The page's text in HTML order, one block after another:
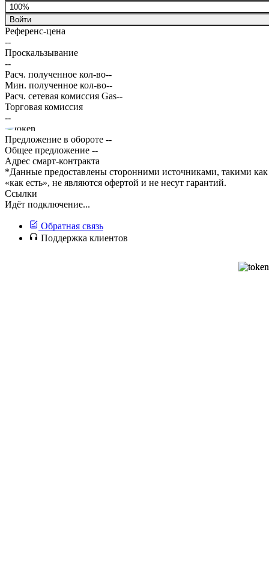
100%
Войти
Референс-цена
--
Проскальзывание
--
Расч. полученное кол-во--
Мин. полученное кол-во--
Расч. сетевая комиссия Gas--
Торговая комиссия
--
Предложение в обороте --
Общее предложение --
Адрес смарт-контракта
*Данные предоставлены сторонними источниками, такими
«как есть», не являются офертой и не несут гарантий.
Ссылки
Идёт подключение...
Обратная связь
Поддержка клиентов